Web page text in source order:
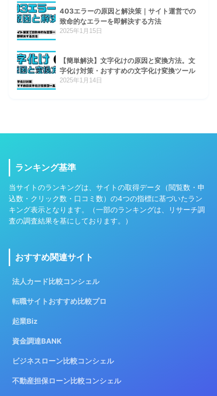
403エラーの原因と解決策｜サイト運営での
致命的なエラーを即解決する方法
2025年1月15日
【簡単解決】文字化けの原因と変換方法。文
字化け対策・おすすめの文字化け変換ツール
2025年1月14日
ランキング基準
当サイトのランキングは、サイトの取得データ（閲覧数・申
込数・クリック数・口コミ数）の4つの指標に基づいたラン
キング表示となります。（一部のランキングは、リサーチ調
査の調査結果を基にしております。）
おすすめ関連サイト
法人カード比較コンシェル
転職サイトおすすめ比較プロ
起業Biz
資金調達BANK
ビジネスローン比較コンシェル
不動産担保ローン比較コンシェル